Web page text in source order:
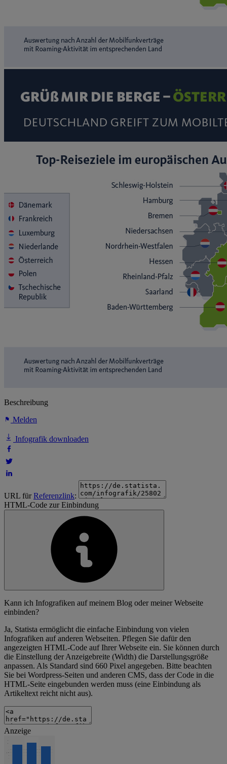
Beschreibung
Melden
Infografik downloaden
URL fürReferenzlink:
HTML-Code zur Einbindung
Kann ich Infografiken auf meinem Blog oder meiner Webseite
einbinden?
Ja, Statista ermöglicht die einfache Einbindung von vielen
Infografiken auf anderen Webseiten. Pflegen Sie dafür den
angezeigten HTML-Code auf Ihrer Webseite ein. Sie können durch
die Einstellung der Anzeigebreite (Width) die Darstellungsgröße
anpassen. Als Standard sind 660 Pixel angegeben. Bitte beachten
Sie bei Wordpress-Seiten und anderen CMS, dass der Code in die
HTML-Seite eingebunden werden muss (eine Einbindung als
Artikeltext reicht nicht aus).
Anzeige